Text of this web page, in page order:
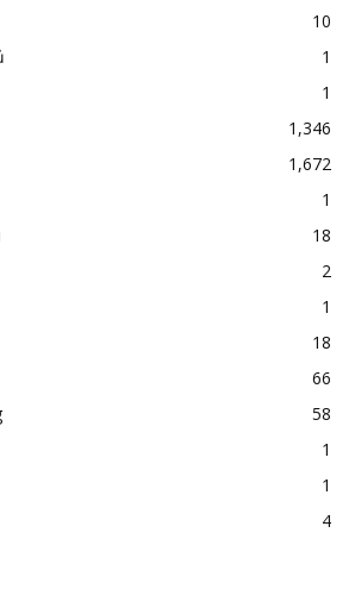
10
1
1
1,346
1,672
1
18
2
1
18
66
58
1
1
4